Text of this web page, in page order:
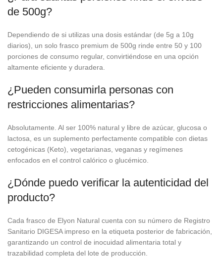
de 500g?
Dependiendo de si utilizas una dosis estándar (de 5g a 10g
diarios), un solo frasco premium de 500g rinde entre 50 y 100
porciones de consumo regular, convirtiéndose en una opción
altamente eficiente y duradera.
¿Pueden consumirla personas con
restricciones alimentarias?
Absolutamente. Al ser 100% natural y libre de azúcar, glucosa o
lactosa, es un suplemento perfectamente compatible con dietas
cetogénicas (Keto), vegetarianas, veganas y regímenes
enfocados en el control calórico o glucémico.
¿Dónde puedo verificar la autenticidad del
producto?
Cada frasco de Elyon Natural cuenta con su número de Registro
Sanitario DIGESA impreso en la etiqueta posterior de fabricación,
garantizando un control de inocuidad alimentaria total y
trazabilidad completa del lote de producción.